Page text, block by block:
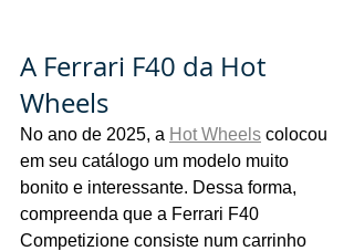
A Ferrari F40 da Hot
Wheels
No ano de 2025, a Hot Wheels colocou
em seu catálogo um modelo muito
bonito e interessante. Dessa forma,
compreenda que a Ferrari F40
Competizione consiste num carrinho